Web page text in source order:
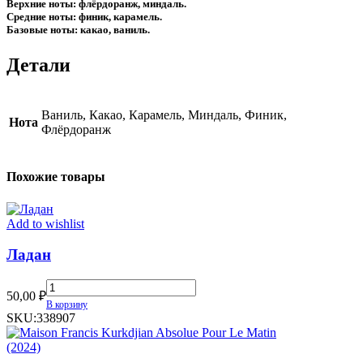
Верхние ноты: флёрдоранж, миндаль.
Средние ноты: финик, карамель.
Базовые ноты: какао, ваниль.
Детали
Нота
Ваниль, Какао, Карамель, Миндаль, Финик,
Флёрдоранж
Похожие товары
Add to wishlist
Ладан
50,00 ₽
Ладан
quantity
В корзину
SKU:338907